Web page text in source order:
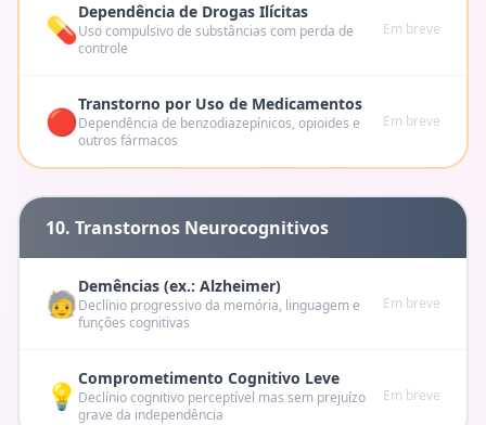
💊Dependência de Drogas Ilícitas
Uso compulsivo de substâncias com perda de
controle
Em breve
🔴Transtorno por Uso de Medicamentos
Dependência de benzodiazepínicos, opioides e
outros fármacos
Em breve
10. Transtornos Neurocognitivos
🧓Demências (ex.: Alzheimer)
Declínio progressivo da memória, linguagem e
funções cognitivas
Em breve
💡 Comprometimento Cognitivo Leve
Declínio cognitivo perceptível mas sem prejuízo
grave da independência
Em breve